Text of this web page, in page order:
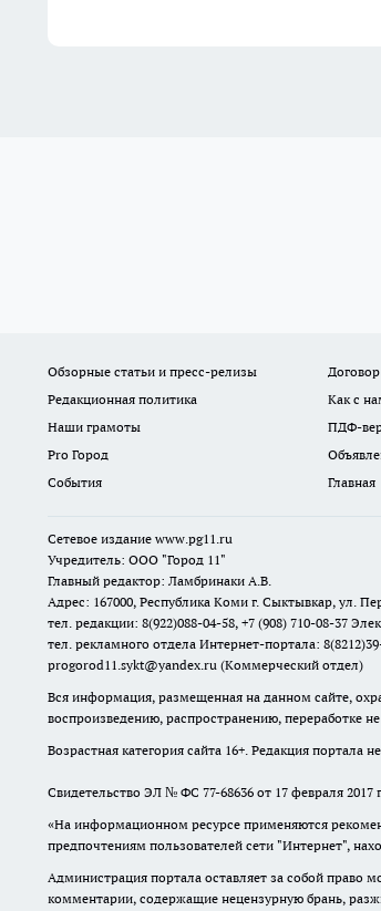
Обзорные статьи и пресс-релизы
Редакционная политика
Как с
Наши грамоты
ПДФ-
Pro Город
События
Главная
Сетевое издание www.pg11.ru
Учредитель: ООО "Город 11"
Главный редактор: Ламбринаки А.В.
Адрес: 167000, Республика Коми г. Сыктывкар, ул.
тел. редакции: 8(922)088-04-58, +7 (908) 710-08-37
тел. рекламного отдела Интернет-портала:
progorod11.sykt@yandex.ru (Коммерческий отдел)
Вся информация, размещенная на данном сайте,
воспроизведению, распространению, переработке
Возрастная категория сайта 16+. Редакция
Свидетельство ЭЛ № ФС 77-68636 от 17 февраля
«На информационном ресурсе применяются
предпочтениям пользователей сети "Интернет",
Администрация портала оставляет за собой право
комментарии, содержащие нецензурную брань,